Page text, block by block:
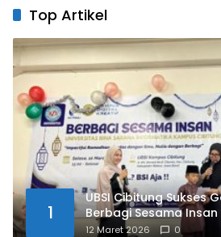
Top Artikel
1
UBSI Cibitung Sukses
Berbagi Sesama Insan
12 Maret 2026 0